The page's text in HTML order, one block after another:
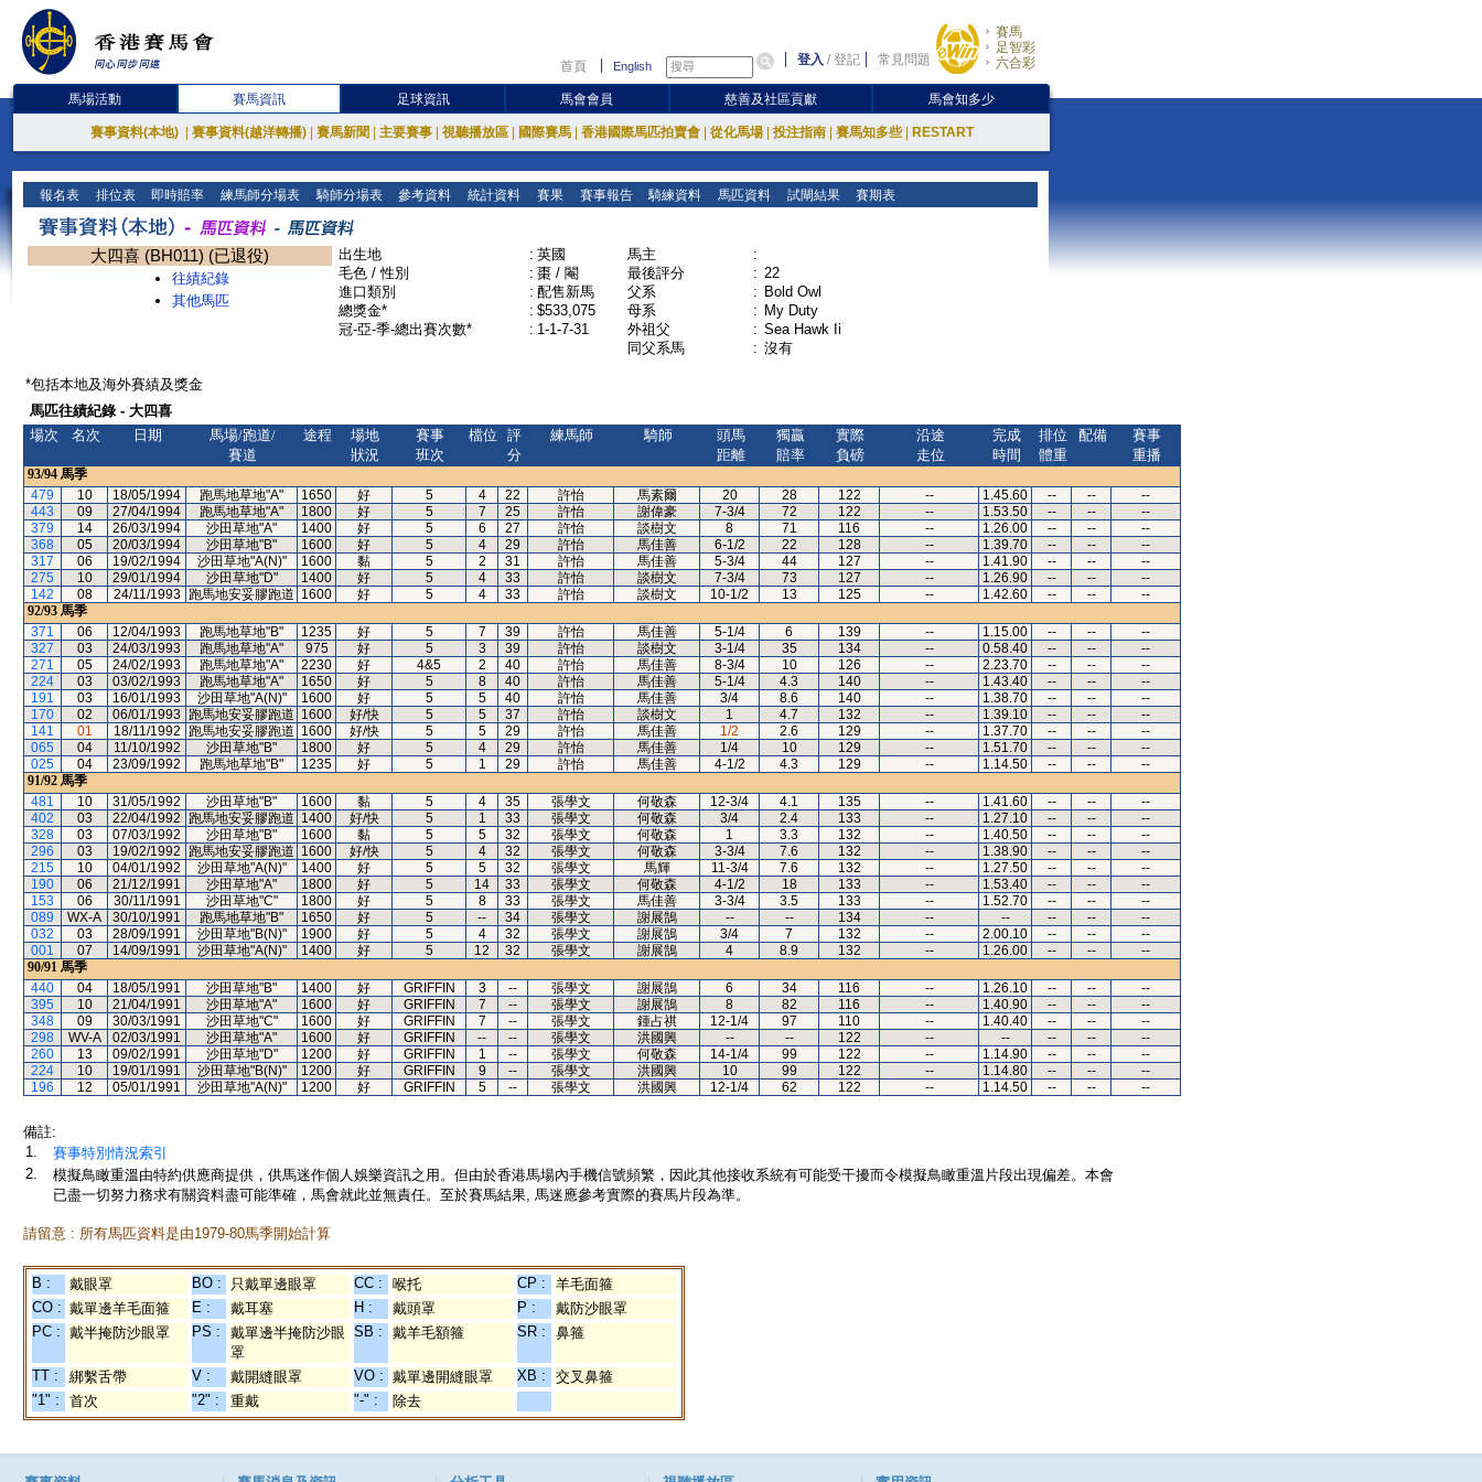
首頁 English 登入 /登記 常見問題
賽馬
足智彩
六合彩
馬場活動 賽馬資訊 足球資訊 馬會會員 慈善及社區貢獻 馬會知多少
賽事資料(本地) 賽事資料(越洋轉播) 賽馬新聞 主要賽事 視聽播放區 國際賽馬 香港國際馬匹拍賣會 從化馬場 投注指南 賽馬知多些 RESTART
報名表 排位表 即時賠率 練馬師分場表 騎師分場表 參考資料 統計資料 賽果 賽事報告 騎練資料 馬匹資料 試閘結果 賽期表
大四喜 (BH011) (已退役)
往績紀錄
其他馬匹
出生地 : 英國
毛色 / 性別
: 棗 / 閹
進口類別
: 配售新馬
總獎金*
: $533,075
冠-亞-季-總出賽次數*
: 1-1-7-31
馬主
:
最後評分
: 22
父系
: Bold Owl
母系
: My Duty
外祖父
: Sea Hawk Ii
同父系馬
: 沒有
*包括本地及海外賽績及獎金
馬匹往績紀錄 - 大四喜
場次
名次 日期
馬場/跑道/
賽道
途程
場地
狀況
賽事
班次
檔位
評
分
練馬師 騎師
頭馬
距離
獨贏
賠率
實際
負磅
沿途
走位
完成
時間
排位
體重
配備
賽事
重播
93/94 馬季
479
10 18/05/1994 跑馬地草地"A" 1650 好 5 4 22 許怡 馬素爾 20 28 122 -- 1.45.60 -- --
--
443
09 27/04/1994 跑馬地草地"A" 1800 好 5 7 25 許怡 謝偉豪 7-3/4 72 122 -- 1.53.50 -- --
--
379
14 26/03/1994 沙田草地"A" 1400 好 5 6 27 許怡 談樹文 8 71 116 -- 1.26.00 -- --
--
368
05 20/03/1994 沙田草地"B" 1600 好 5 4 29 許怡 馬佳善 6-1/2 22 128 -- 1.39.70 -- --
--
317
06 19/02/1994 沙田草地"A(N)" 1600 黏 5 2 31 許怡 馬佳善 5-3/4 44 127 -- 1.41.90 -- --
--
275
10 29/01/1994 沙田草地"D" 1400 好 5 4 33 許怡 談樹文 7-3/4 73 127 -- 1.26.90 -- --
--
142
08 24/11/1993 跑馬地安妥膠跑道 1600 好 5 4 33 許怡 談樹文 10-1/2 13 125 -- 1.42.60 -- --
--
92/93 馬季
371
06 12/04/1993 跑馬地草地"B" 1235 好 5 7 39 許怡 馬佳善 5-1/4 6 139 -- 1.15.00 -- --
--
327
03 24/03/1993 跑馬地草地"A" 975 好 5 3 39 許怡 談樹文 3-1/4 35 134 -- 0.58.40 -- --
--
271
05 24/02/1993 跑馬地草地"A" 2230 好 4&5 2 40 許怡 馬佳善 8-3/4 10 126 -- 2.23.70 -- --
--
224
03 03/02/1993 跑馬地草地"A" 1650 好 5 8 40 許怡 馬佳善 5-1/4 4.3 140 -- 1.43.40 -- --
--
191
03 16/01/1993 沙田草地"A(N)" 1600 好 5 5 40 許怡 馬佳善 3/4 8.6 140 -- 1.38.70 -- --
--
170
02 06/01/1993 跑馬地安妥膠跑道 1600 好/快 5 5 37 許怡 談樹文 1 4.7 132 -- 1.39.10 -- --
--
141
01 18/11/1992 跑馬地安妥膠跑道 1600 好/快 5 5 29 許怡 馬佳善 1/2 2.6 129 -- 1.37.70 -- --
--
065
04 11/10/1992 沙田草地"B" 1800 好 5 4 29 許怡 馬佳善 1/4 10 129 -- 1.51.70 -- --
--
025
04 23/09/1992 跑馬地草地"B" 1235 好 5 1 29 許怡 馬佳善 4-1/2 4.3 129 -- 1.14.50 -- --
--
91/92 馬季
481
10 31/05/1992 沙田草地"B" 1600 黏 5 4 35 張學文 何敬森 12-3/4 4.1 135 -- 1.41.60 -- --
--
402
03 22/04/1992 跑馬地安妥膠跑道 1400 好/快 5 1 33 張學文 何敬森 3/4 2.4 133 -- 1.27.10 -- --
--
328
03 07/03/1992 沙田草地"B" 1600 黏 5 5 32 張學文 何敬森 1 3.3 132 -- 1.40.50 -- --
--
296
03 19/02/1992 跑馬地安妥膠跑道 1600 好/快 5 4 32 張學文 何敬森 3-3/4 7.6 132 -- 1.38.90 -- --
--
215
10 04/01/1992 沙田草地"A(N)" 1400 好 5 5 32 張學文 馬輝 11-3/4 7.6 132 -- 1.27.50 -- --
--
190
06 21/12/1991 沙田草地"A" 1800 好 5 14 33 張學文 何敬森 4-1/2 18 133 -- 1.53.40 -- --
--
153
06 30/11/1991 沙田草地"C" 1800 好 5 8 33 張學文 馬佳善 3-3/4 3.5 133 -- 1.52.70 -- --
--
089
WX-A 30/10/1991 跑馬地草地"B" 1650 好 5 -- 34 張學文 謝展鵠 -- -- 134 -- -- -- --
--
032
03 28/09/1991 沙田草地"B(N)" 1900 好 5 4 32 張學文 謝展鵠 3/4 7 132 -- 2.00.10 -- --
--
001
07 14/09/1991 沙田草地"A(N)" 1400 好 5 12 32 張學文 謝展鵠 4 8.9 132 -- 1.26.00 -- --
--
90/91 馬季
440
04 18/05/1991 沙田草地"B" 1400 好 GRIFFIN 3 -- 張學文 謝展鵠 6 34 116 -- 1.26.10 -- --
--
395
10 21/04/1991 沙田草地"A" 1600 好 GRIFFIN 7 -- 張學文 謝展鵠 8 82 116 -- 1.40.90 -- --
--
348
09 30/03/1991 沙田草地"C" 1600 好 GRIFFIN 7 -- 張學文 鍾占祺 12-1/4 97 110 -- 1.40.40 -- --
--
298
WV-A 02/03/1991 沙田草地"A" 1600 好 GRIFFIN -- -- 張學文 洪國興 -- -- 122 -- -- -- --
--
260
13 09/02/1991 沙田草地"D" 1200 好 GRIFFIN 1 -- 張學文 何敬森 14-1/4 99 122 -- 1.14.90 -- --
--
224
10 19/01/1991 沙田草地"B(N)" 1200 好 GRIFFIN 9 -- 張學文 洪國興 10 99 122 -- 1.14.80 -- --
--
196
12 05/01/1991 沙田草地"A(N)" 1200 好 GRIFFIN 5 -- 張學文 洪國興 12-1/4 62 122 -- 1.14.50 -- -- --
備註:
1.
賽事特別情況索引
2.
模擬鳥瞰重溫由特約供應商提供，供馬迷作個人娛樂資訊之用。但由於香港馬場內手機信號頻繁，因此其他接收系統有可能受干擾而令模擬鳥瞰重溫片段出現偏差。本會
已盡一切努力務求有關資料盡可能準確，馬會就此並無責任。至於賽馬結果, 馬迷應參考實際的賽馬片段為準。
請留意 : 所有馬匹資料是由1979-80馬季開始計算
B : 戴眼罩 BO : 只戴單邊眼罩 CC : 喉托 CP :
羊毛面箍
CO : 戴單邊羊毛面箍 E : 戴耳塞 H : 戴頭罩 P :
戴防沙眼罩
PC : 戴半掩防沙眼罩 PS :
戴單邊半掩防沙眼
罩
SB : 戴羊毛額箍 SR : 鼻箍
TT : 綁繫舌帶 V : 戴開縫眼罩 VO : 戴單邊開縫眼罩 XB :
交叉鼻箍
"1" :
首次 "2" : 重戴 "-" : 除去